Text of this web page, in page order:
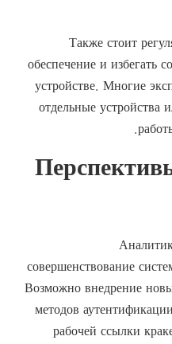
Также стоит
обеспечение и избегать
устройстве. Многие
отдельные
совершенствование
Возможно внедрение
методов
рабочей ссылки